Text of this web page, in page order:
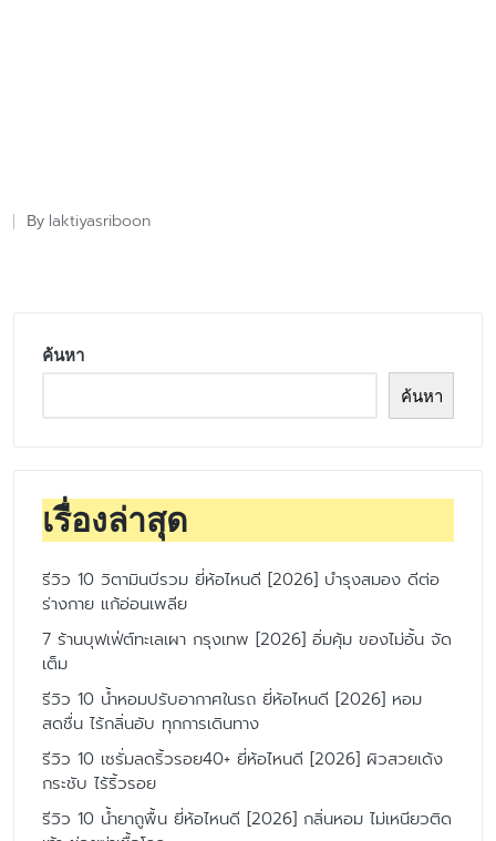
Posted
By laktiyasriboon
ค้นหา
ค้นหา
เรื่องล่าสุด
รีวิว 10 วิตามินบีรวม ยี่ห้อไหนดี [2026] บำรุงสมอง ดีต่อ
ร่างกาย แก้อ่อนเพลีย
7 ร้านบุฟเฟ่ต์ทะเลเผา กรุงเทพ [2026] อิ่มคุ้ม ของไม่อั้น จัด
เต็ม
รีวิว 10 น้ำหอมปรับอากาศในรถ ยี่ห้อไหนดี [2026] หอม
สดชื่น ไร้กลิ่นอับ ทุกการเดินทาง
รีวิว 10 เซรั่มลดริ้วรอย40+ ยี่ห้อไหนดี [2026] ผิวสวยเด้ง
กระชับ ไร้ริ้วรอย
รีวิว 10 น้ำยาถูพื้น ยี่ห้อไหนดี [2026] กลิ่นหอม ไม่เหนียวติด